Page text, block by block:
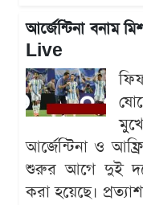
আর্জেন্টিনা বনাম
Live
আর্জেন্টিনা ও
শুরুর আগে দুই
করা হয়েছে।